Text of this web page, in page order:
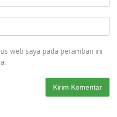
web saya pada peramban ini